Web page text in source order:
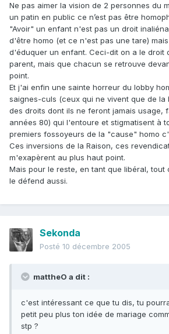
Ne pas aimer la vision de 2 personnes du
un patin en public ce n’est pas être
"Avoir" un enfant n'est pas un droit
d'être homo (et ce n'est pas une tare)
d'éduquer un enfant. Ceci-dit on a le droit
parent, mais que chacun se retrouve
point.
Et j'ai enfin une sainte horreur du lobby
saignes-culs (ceux qui ne vivent que de la
des droits dont ils ne feront jamais usage,
années 80) qui l'entoure et stigmatisent à
premiers fossoyeurs de la "cause" homo
Ces inversions de la Raison, ces
m'exapèrent au plus haut point.
Mais pour le reste, en tant que libéral,
le défend aussi.
Sekonda
Posté 10 décembre 2005
mattheO a dit :
c'est intéressant ce que tu dis, tu
petit peu plus ton idée de mariage
stp ?